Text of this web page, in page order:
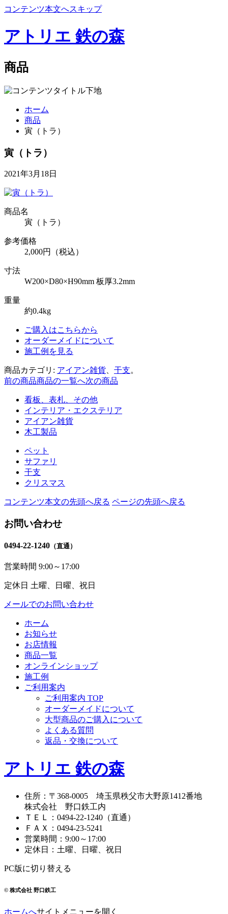
コンテンツ本文へスキップ
アトリエ 鉄の森
商品
ホーム
商品
寅（トラ）
寅（トラ）
2021年3月18日
商品名
寅（トラ）
参考価格
2,000円（税込）
寸法
W200×D80×H90mm 板厚3.2mm
重量
約0.4kg
ご購入はこちらから
オーダーメイドについて
施工例を見る
商品カテゴリ: アイアン雑貨 干支。
前の商品商品の一覧へ次の商品
看板、表札、その他
インテリア・エクステリア
アイアン雑貨
木工製品
ペット
サファリ
干支
クリスマス
コンテンツ本文の先頭へ戻る ページの先頭へ戻る
お問い合わせ
0494-22-1240 （直通）
営業時間 9:00～17:00
定休日 土曜、日曜、祝日
メールでのお問い合わせ
ホーム
お知らせ
お店情報
商品一覧
オンラインショップ
施工例
ご利用案内
ご利用案内 TOP
オーダーメイドについて
大型商品のご購入について
よくある質問
返品・交換について
アトリエ 鉄の森
住所 ： 〒368-0005 埼玉県秩父市大野原1412番地
株式会社 野口鉄工内
ＴＥＬ
： 0494-22-1240 （直通）
ＦＡＸ
： 0494-23-5241
営業時間 ： 9:00～17:00
定休日
： 土曜、日曜、祝日
PC版に切り替える
© 株式会社 野口鉄工
ホームへサイトメニューを開く